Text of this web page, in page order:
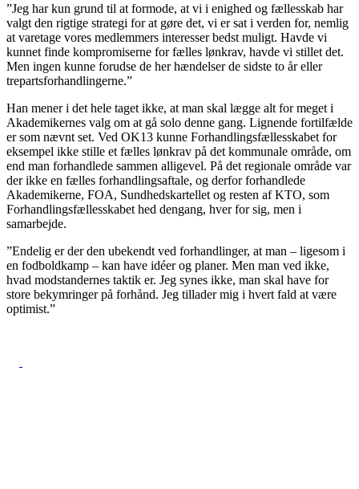
”Jeg har kun grund til at formode, at vi i enighed og fællesskab har
valgt den rigtige strategi for at gøre det, vi er sat i verden for, nemlig
at varetage vores medlemmers interesser bedst muligt. Havde vi
kunnet finde kompromiserne for fælles lønkrav, havde vi stillet det.
Men ingen kunne forudse de her hændelser de sidste to år eller
trepartsforhandlingerne.”
Han mener i det hele taget ikke, at man skal lægge alt for meget i
Akademikernes valg om at gå solo denne gang. Lignende fortilfælde
er som nævnt set. Ved OK13 kunne Forhandlingsfællesskabet for
eksempel ikke stille et fælles lønkrav på det kommunale område, om
end man forhandlede sammen alligevel. På det regionale område var
der ikke en fælles forhandlingsaftale, og derfor forhandlede
Akademikerne, FOA, Sundhedskartellet og resten af KTO, som
Forhandlingsfællesskabet hed dengang, hver for sig, men i
samarbejde.
”Endelig er der den ubekendt ved forhandlinger, at man – ligesom i
en fodboldkamp – kan have idéer og planer. Men man ved ikke,
hvad modstandernes taktik er. Jeg synes ikke, man skal have for
store bekymringer på forhånd. Jeg tillader mig i hvert fald at være
optimist.”